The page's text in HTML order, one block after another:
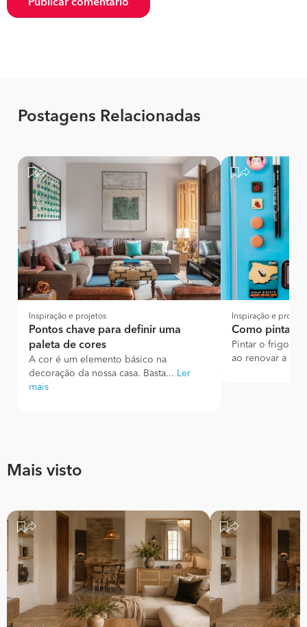
Publicar comentário
Postagens Relacionadas
Inspiração e projetos
Pontos chave para definir uma
paleta de cores
A cor é um elemento básico na
decoração da nossa casa. Basta... Ler
mais
Inspiração e
Como pintar
Pintar o
ao renovar a
Mais visto